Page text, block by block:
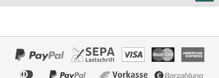
Lautsprecherkabel